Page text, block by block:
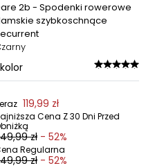
2b - Spodenki rowerowe
szybkoschnące
kolor
119,99 zł
Cena Z 30 Dni Przed
zł - 52%
Regularna
zł - 52%